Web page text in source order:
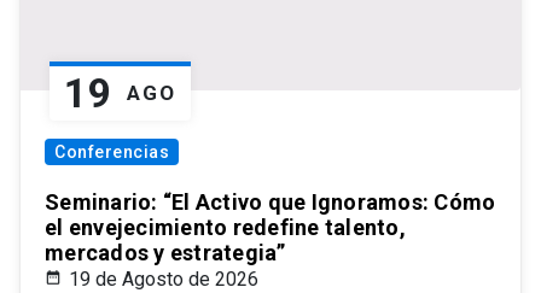
19 AGO
Conferencias
Seminario: “El Activo que Ignoramos: Cómo
el envejecimiento redefine talento,
mercados y estrategia”
19 de Agosto de 2026